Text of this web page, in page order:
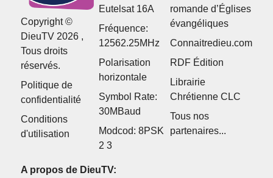
Copyright ©
DieuTV 2026 ,
Tous droits
réservés.
Politique de
confidentialité
Conditions
d'utilisation
Eutelsat 16A
Fréquence:
12562.25MHz
Polarisation
horizontale
Symbol Rate:
30MBaud
Modcod: 8PSK
2 3
romande d’Églises
évangéliques
Connaitredieu.com
RDF Édition
Librairie
Chrétienne CLC
Tous nos
partenaires...
A propos de DieuTV: